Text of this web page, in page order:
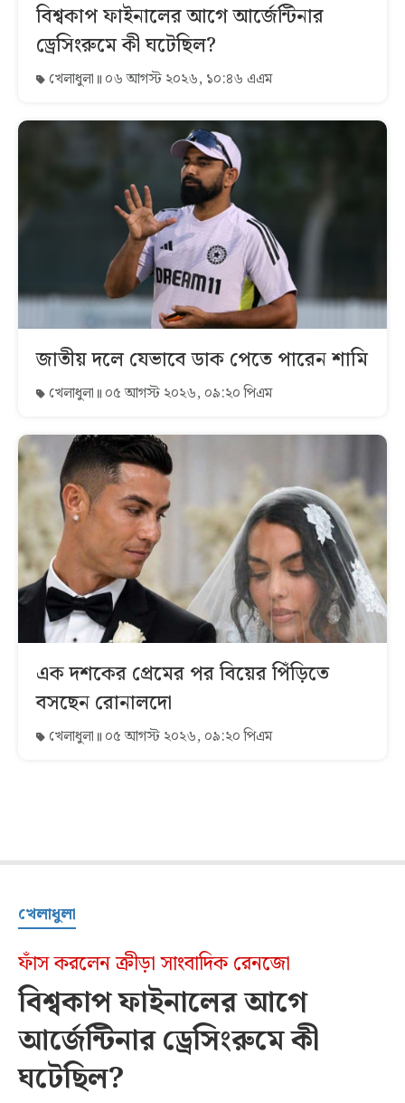
বিশ্বকাপ ফাইনালের আগে আর্জেন্টিনার
ড্রেসিংরুমে কী ঘটেছিল?
খেলাধুলা ০৬ আগস্ট ২০২৬, ১০:৪৬ এএম
জাতীয় দলে যেভাবে ডাক পেতে পারেন শামি
খেলাধুলা ০৫ আগস্ট ২০২৬, ০৯:২০ পিএম
এক দশকের প্রেমের পর বিয়ের পিঁড়িতে
বসছেন রোনালদো
খেলাধুলা ০৫ আগস্ট ২০২৬, ০৯:২০ পিএম
খেলাধুলা
ফাঁস করলেন ক্রীড়া সাংবাদিক রেনজো
বিশ্বকাপ ফাইনালের আগে
আর্জেন্টিনার ড্রেসিংরুমে কী
ঘটেছিল?